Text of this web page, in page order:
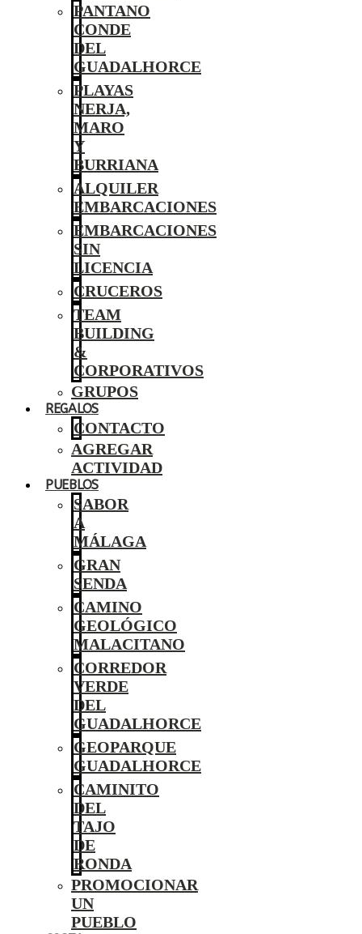
PANTANO
CONDE
DEL
GUADALHORCE
PLAYAS
NERJA,
MARO
Y
BURRIANA
ALQUILER
EMBARCACIONES
EMBARCACIONES
SIN
LICENCIA
CRUCEROS
TEAM
BUILDING
&
CORPORATIVOS
GRUPOS
REGALOS
CONTACTO
AGREGAR
ACTIVIDAD
PUEBLOS
SABOR
A
MÁLAGA
GRAN
SENDA
CAMINO
GEOLÓGICO
MALACITANO
CORREDOR
VERDE
DEL
GUADALHORCE
GEOPARQUE
GUADALHORCE
CAMINITO
DEL
TAJO
DE
RONDA
PROMOCIONAR
UN
PUEBLO